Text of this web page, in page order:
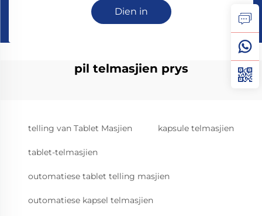
Dien in
pil telmasjien prys
telling van Tablet Masjien kapsule telmasjien
tablet-telmasjien
outomatiese tablet telling masjien
outomatiese kapsel telmasjien